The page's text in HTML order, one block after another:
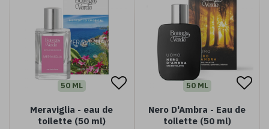
50 ML
Meraviglia - eau de
toilette (50 ml)
50 ML
Nero D'Ambra - Eau de
toilette (50 ml)